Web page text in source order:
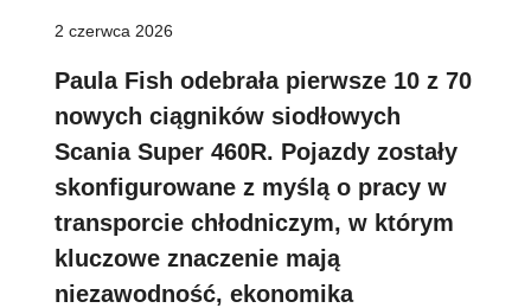
2 czerwca 2026
Paula Fish odebrała pierwsze 10 z 70
nowych ciągników siodłowych
Scania Super 460R. Pojazdy zostały
skonfigurowane z myślą o pracy w
transporcie chłodniczym, w którym
kluczowe znaczenie mają
niezawodność, ekonomika